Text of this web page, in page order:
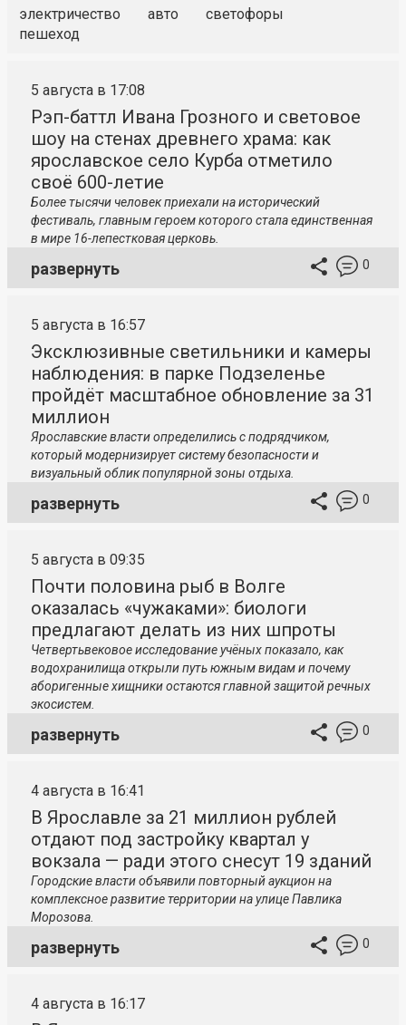
электричество авто
светофоры
пешеход
5 августа в 17:08
Рэп-баттл Ивана Грозного и световое
шоу на стенах древнего храма: как
ярославское село Курба отметило
своё 600-летие
Более тысячи человек приехали на исторический
фестиваль, главным героем которого стала единственная
в мире 16-лепестковая церковь.
развернуть 0
5 августа в 16:57
Эксклюзивные светильники и камеры
наблюдения: в парке Подзеленье
пройдёт масштабное обновление за 31
миллион
Ярославские власти определились с подрядчиком,
который модернизирует систему безопасности и
визуальный облик популярной зоны отдыха.
развернуть 0
5 августа в 09:35
Почти половина рыб в Волге
оказалась «чужаками»: биологи
предлагают делать из них шпроты
Четвертьвековое исследование учёных показало, как
водохранилища открыли путь южным видам и почему
аборигенные хищники остаются главной защитой речных
экосистем.
развернуть 0
4 августа в 16:41
В Ярославле за 21 миллион рублей
отдают под застройку квартал у
вокзала — ради этого снесут 19 зданий
Городские власти объявили повторный аукцион на
комплексное развитие территории на улице Павлика
Морозова.
развернуть 0
4 августа в 16:17